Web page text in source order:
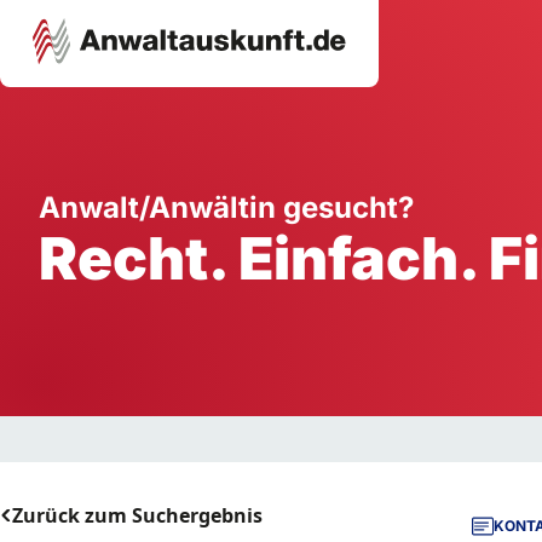
Ausbildung
Handwerk
Dienstleistung
Anwalt/Anwältin gesucht?
Recht. Einfach.
Zurück zum Suchergebnis